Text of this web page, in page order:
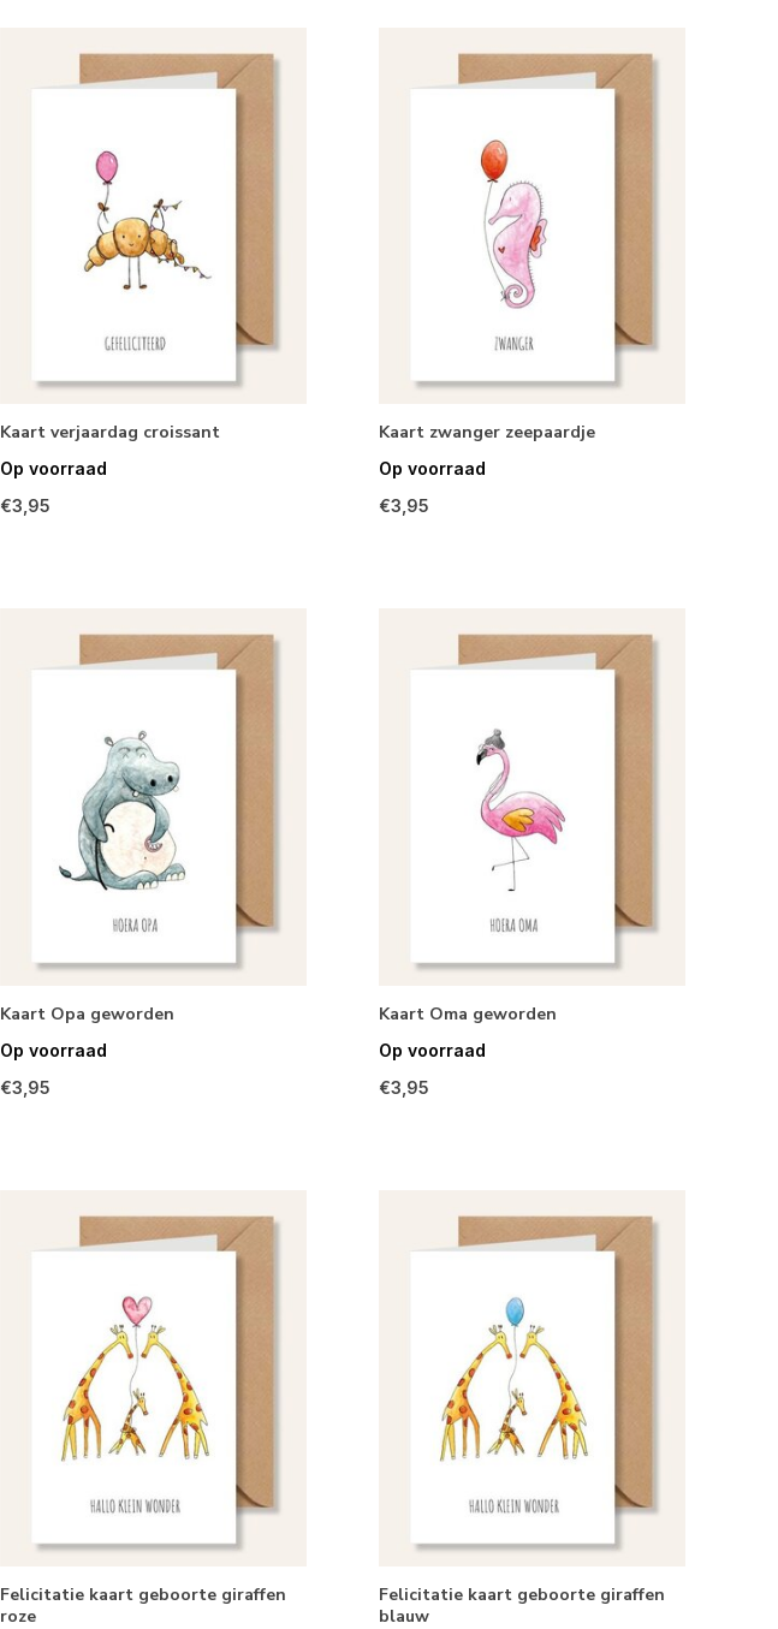
Kaart verjaardag croissant
Op voorraad
€3,95
Kaart zwanger zeepaardje
Op voorraad
€3,95
Kaart Opa geworden
Op voorraad
€3,95
Kaart Oma geworden
Op voorraad
€3,95
Felicitatie kaart geboorte giraffen
roze
Felicitatie kaart geboorte giraffen
blauw